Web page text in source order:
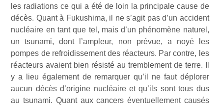
les radiations ce qui a été de loin la principale cause de
décès. Quant à Fukushima, il ne s’agit pas d’un accident
nucléaire en tant que tel, mais d’un phénomène naturel,
un tsunami, dont l’ampleur, non prévue, a noyé les
pompes de refroidissement des réacteurs. Par contre, les
réacteurs avaient bien résisté au tremblement de terre. Il
y a lieu également de remarquer qu’il ne faut déplorer
aucun décès d’origine nucléaire et qu’ils sont tous dus
au tsunami. Quant aux cancers éventuellement causés